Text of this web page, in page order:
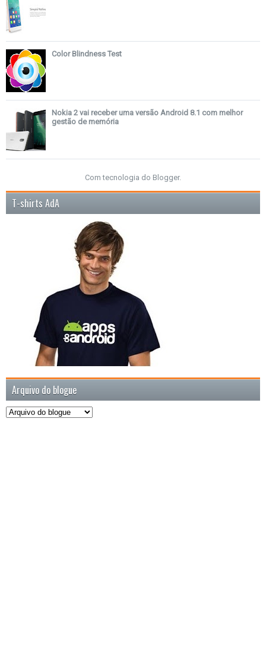
Color Blindness Test
Nokia 2 vai receber uma versão Android 8.1 com melhor
gestão de memória
Com tecnologia do Blogger.
T-shirts AdA
Arquivo do blogue